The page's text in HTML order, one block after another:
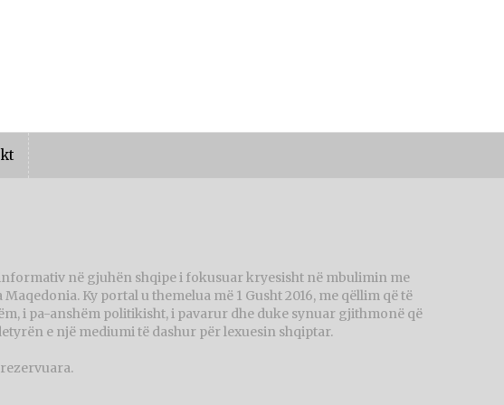
në gjuhën shqipe i fokusuar kryesisht në mbulimin me
Ky portal u themelua më 1 Gusht 2016, me qëllim që të
i pa-anshëm politikisht, i pavarur dhe duke synuar gjithmonë që
e një mediumi të dashur për lexuesin shqiptar.